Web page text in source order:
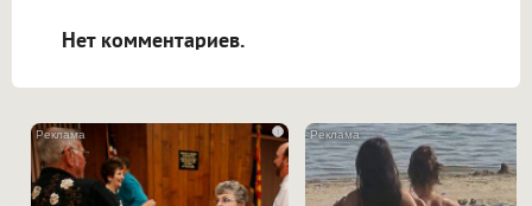
Нет комментариев.
i